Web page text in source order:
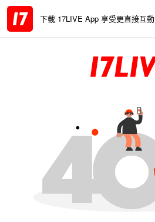
下載 17LIVE App 享受更直接互動